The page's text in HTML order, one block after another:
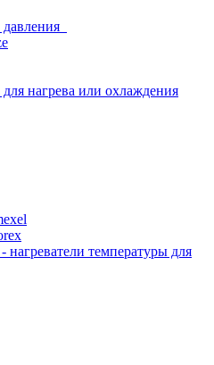
нагрева или охлаждения
нагреватели температуры для